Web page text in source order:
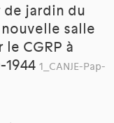
de jardin du
salle
CGRP à
1944 1_CANJE-Pap-